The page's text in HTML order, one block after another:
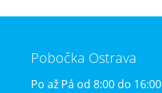
Pobočka Ostrava
Po až Pá od 8:00 do 16:00